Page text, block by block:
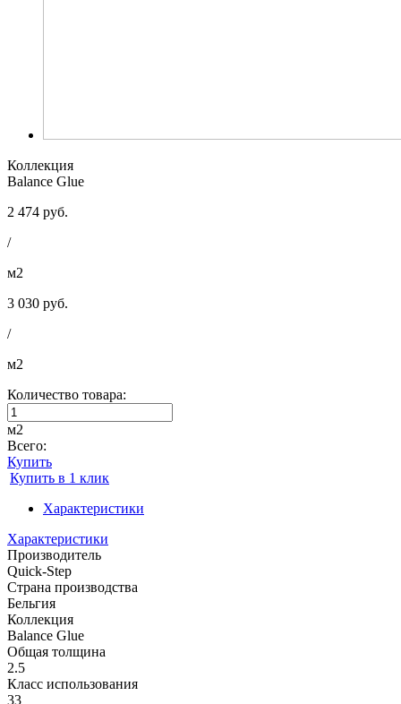
Коллекция
Balance Glue
2 474 руб.
/
м2
3 030 руб.
/
м2
Количество товара:
м2
Всего:
Купить
Купить в 1 клик
Характеристики
Характеристики
Производитель
Quick-Step
Страна производства
Бельгия
Коллекция
Balance Glue
Общая толщина
2.5
Класс использования
33